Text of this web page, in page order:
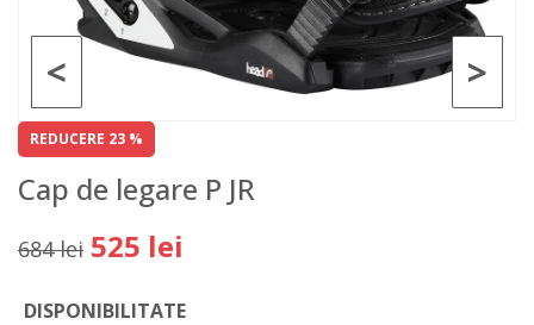
>
<
REDUCERE 23 %
Cap de legare P JR
684 lei 525 lei
DISPONIBILITATE